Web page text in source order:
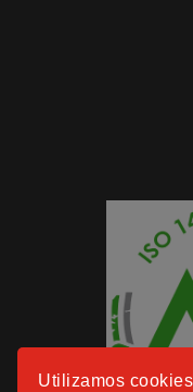
Utilizamos